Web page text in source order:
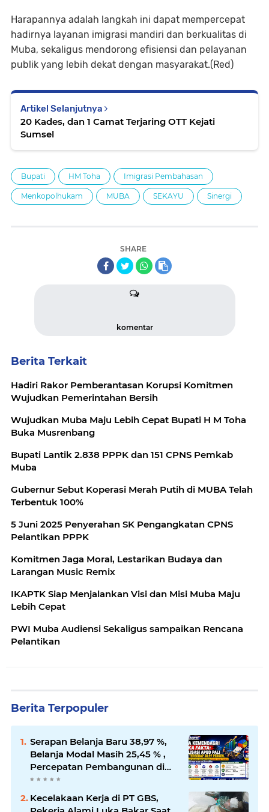
Harapannya adalah langkah ini dapat mempercepat
hadirnya layanan imigrasi mandiri dan berkualitas di
Muba, sekaligus mendorong efisiensi dan pelayanan
publik yang lebih dekat dengan masyarakat.(Red)
Artikel Selanjutnya
20 Kades, dan 1 Camat Terjaring OTT Kejati
Sumsel
Bupati HM Toha Imigrasi Pembahasan
Menkopolhukam MUBA SEKAYU Sinergi
SHARE
komentar
Berita Terkait
Hadiri Rakor Pemberantasan Korupsi Komitmen
Wujudkan Pemerintahan Bersih
Wujudkan Muba Maju Lebih Cepat Bupati H M Toha
Buka Musrenbang
Bupati Lantik 2.838 PPPK dan 151 CPNS Pemkab
Muba
Gubernur Sebut Koperasi Merah Putih di MUBA Telah
Terbentuk 100%
5 Juni 2025 Penyerahan SK Pengangkatan CPNS
Pelantikan PPPK
Komitmen Jaga Moral, Lestarikan Budaya dan
Larangan Music Remix
IKAPTK Siap Menjalankan Visi dan Misi Muba Maju
Lebih Cepat
PWI Muba Audiensi Sekaligus sampaikan Rencana
Pelantikan
Berita Terpopuler
Serapan Belanja Baru 38,97 %,
Belanja Modal Masih 25,45 % ,
Percepatan Pembangunan di
PALI Dipertanyakan
Kecelakaan Kerja di PT GBS,